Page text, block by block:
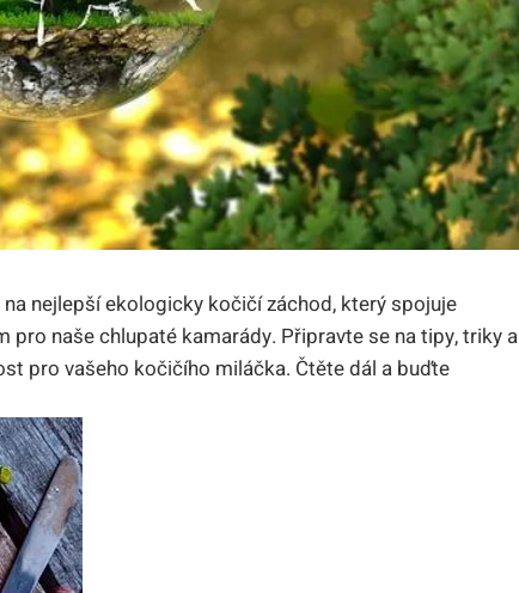
nejlepší ekologicky kočičí záchod, který spojuje
naše chlupaté kamarády. Připravte se na tipy, triky a
pro vašeho kočičího miláčka. Čtěte dál a buďte